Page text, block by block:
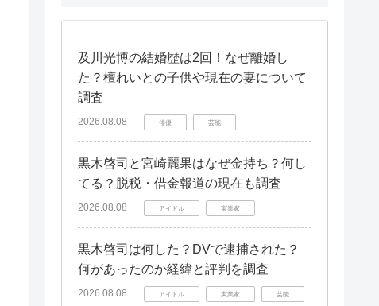
及川光博の結婚歴は2回！なぜ離婚し
た？檀れいとの子供や現在の妻について
調査
2026.08.08 俳優 芸能
黒木啓司と宮崎麗果はなぜ金持ち？何し
てる？脱税・借金報道の現在も調査
2026.08.08 アイドル 実業家
黒木啓司は何した？DVで逮捕された？
何があったのか経緯と評判を調査
2026.08.08 アイドル 実業家 芸能